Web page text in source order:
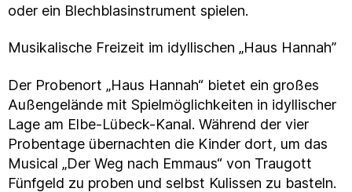
oder ein Blechblasinstrument spielen.
Musikalische Freizeit im idyllischen „Haus Hannah”
Der Probenort „Haus Hannah“ bietet ein großes
Außengelände mit Spielmöglichkeiten in idyllischer
Lage am Elbe-Lübeck-Kanal. Während der vier
Probentage übernachten die Kinder dort, um das
Musical „Der Weg nach Emmaus“ von Traugott
Fünfgeld zu proben und selbst Kulissen zu basteln.